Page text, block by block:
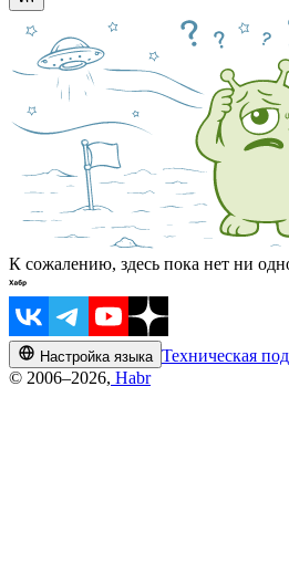
К сожалению, здесь пока нет ни
Настройка языка Техническая
© 2006–2026, Habr